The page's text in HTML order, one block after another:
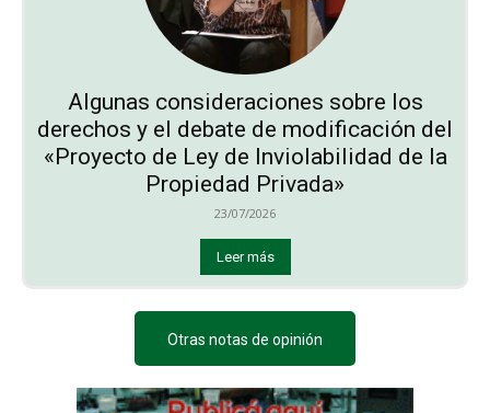
Algunas consideraciones sobre los
derechos y el debate de modificación del
«Proyecto de Ley de Inviolabilidad de la
Propiedad Privada»
23/07/2026
Leer más
Otras notas de opinión